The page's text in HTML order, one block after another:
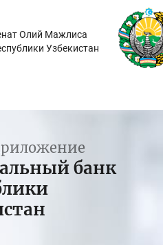
Олий Мажлиса
Узбекистан
банк